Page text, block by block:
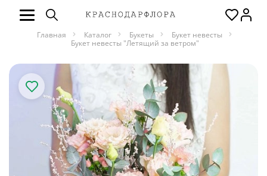
Главная Каталог Букеты
Букет невесты
Букет невесты "Летящий за ветром"